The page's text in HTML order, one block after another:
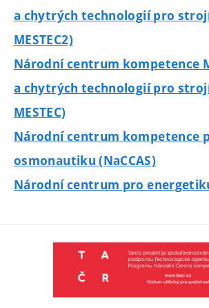
a chytrých technologií pro
MESTEC2)
Národní centrum kompetence
a chytrých technologií pro
MESTEC)
Národní centrum kompetence
osmonautiku (NaCCAS)
Národní centrum pro